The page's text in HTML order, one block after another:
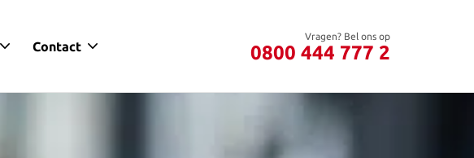
Contact
Vragen? Bel ons op
0800 444 777 2